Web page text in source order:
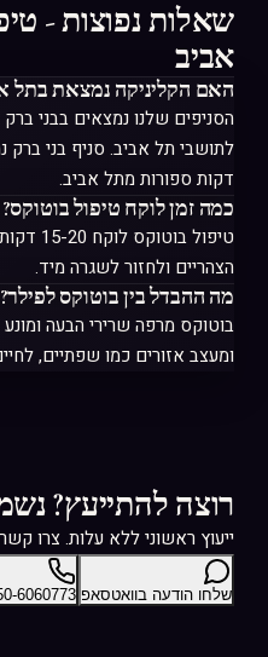
שאלות נפוצות -
אביב
האם הקליניקה נמצאת בתל
הסניפים שלנו נמצאים בבני
דקות ספורות מתל אביב.
כמה זמן לוקח טיפול בוטוקס?
טיפול
הצהריים ולחזור לשגרה מיד.
מה ההבדל בין בוטוקס לפילר?
בוטוקס מרפה שרירי הבעה
ומעצב אזורים כמו שפתיים,
רוצה להתייעץ?
ייעוץ ראשוני ללא עלות. צרו
שלחו הודעה בוואטסאפ 6060773